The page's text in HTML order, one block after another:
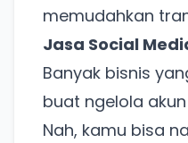
memudahkan
Jasa Social
Banyak bisnis
buat ngelola
Nah, kamu bisa